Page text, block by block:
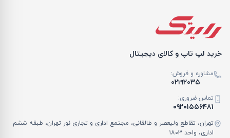
خرید لپ تاپ و کالای دیجیتال
مشاوره و فروش:
۰۲۱۹۲۰۳۵
تماس ضروری:
۰۹۲۰۱۵۵۶۴۸۱
تهران، تقاطع ولیعصر و طالقانی، مجتمع اداری و تجاری نور تهران، طبقه ششم
اداری، واحد ۱۸۰۳